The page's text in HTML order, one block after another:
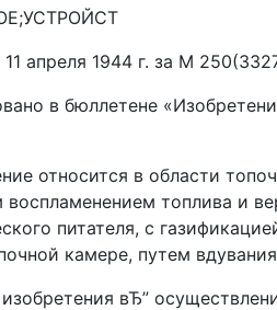
11 апреля 1944 г. за М
в бюллетене
относится в области
топлива и
питателя, с
камере, путем
вЂ”